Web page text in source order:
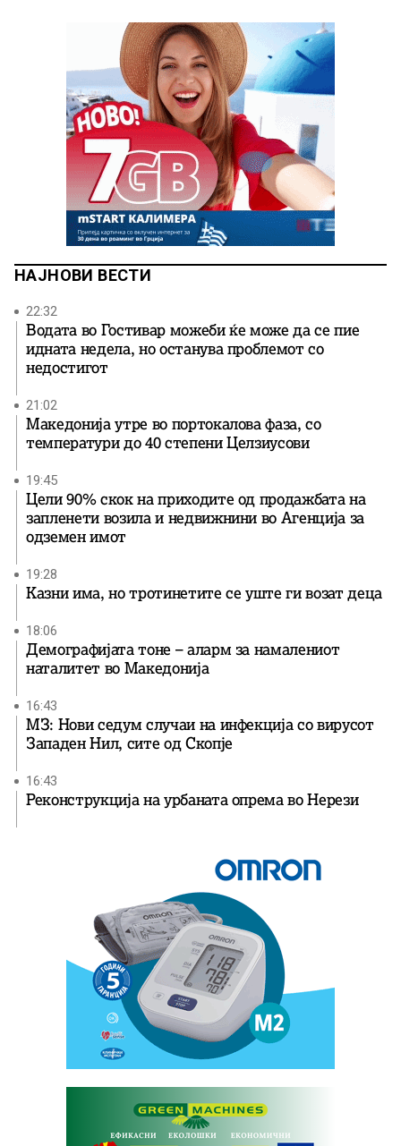
НАЈНОВИ ВЕСТИ
22:32
Водата во Гостивар можеби ќе може да се пие
идната недела, но останува проблемот со
недостигот
21:02
Македонија утре во портокалова фаза, со
температури до 40 степени Целзиусови
19:45
Цели 90% скок на приходите од продажбата на
запленети возила и недвижнини во Агенција за
одземен имот
19:28
Казни има, но тротинетите се уште ги возат деца
18:06
Демографијата тоне – аларм за намалениот
наталитет во Македонија
16:43
МЗ: Нови седум случаи на инфекција со вирусот
Западен Нил, сите од Скопје
16:43
Реконструкција на урбаната опрема во Нерези